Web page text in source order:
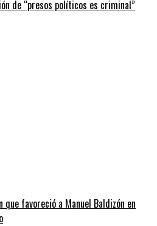
de “presos políticos es criminal”
que favoreció a Manuel Baldizón en